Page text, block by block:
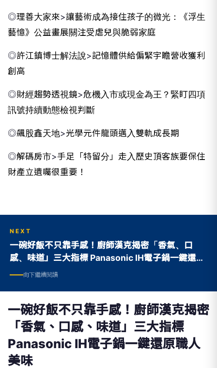
藝憶》公益畫展關注受虐兒與脆弱家庭
◎ 許江鎮博士解法說 > 記憶體供給偏緊
創高
訊號持續動態檢視判斷
◎飆股鑫天地>光學元件龍頭邁入雙軌成長期
解碼房市 >手足「特留分」走入歷史 頂客族要保住
財產立遺囑很重要！
NEXT
一碗好飯不只靠手感！廚師漢克揭密「香氣、口
感、味道」三大指標 Panasonic IH電子鍋一鍵還原
職人美味
向下繼續閱讀
一碗好飯不只靠手感！廚師漢克揭密
「香氣、口感、味道」三大指標
Panasonic IH電子鍋一鍵還原職人
美味